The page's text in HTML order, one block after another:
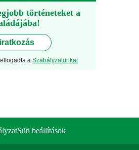
történeteket a
a Szabályzatunkat
Süti beállítások